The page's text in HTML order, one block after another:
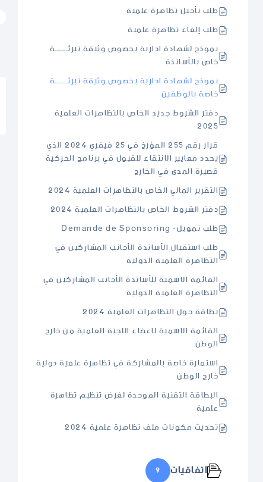
طلب تأجيل تظاهرة علمية
طلب إلغاء تظاهرة علمية
نموذج لشهادة ادارية بخصوص وثيقة تبرئــــــة
خاص بالأساتذة
نموذج لشهادة ادارية بخصوص وثيقة تبرئــــــة
خاصة بالوظفين
دفتر الشروط جديد الخاص بالتظاهرات العلمية
2025
قرار رقم 255 المؤرخ في 25 فيفري 2024 الذي
يحدد معايير الانتقاء للقبول في برنامج الحركية
قصيرة المدى في الخارج
التقرير المالي الخاص بالتظاهرات العلمية 2024
دفتر الشروط الخاص بالتظاهرات العلمية 2024
طلب تمويل- Demande de Sponsoring
طلب استقبال الأساتذة الأجانب المشاركين في
التظاهرة العلمية الدولية
القائمة الاسمية للأساتذة الأجانب المشاركين في
التظاهرة العلمية الدولية
بطاقة حول التظاهرات العلمية 2024
القائمة الاسمية لاعضاء اللجنة العلمية من خارج
الوطن
استمارة خاصة بالمشاركة في تظاهرة علمية دولية
خارج الوطن
البطاقة التقنية الموحدة لغرض تنظيم تظاهرة
علمية
تحديث مكونات ملف تظاهرة علمية 2024
اتفاقيات 9